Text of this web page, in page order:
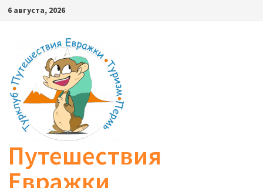
Перейти
содержимому
6 августа, 2026
Путешествия
Евражки